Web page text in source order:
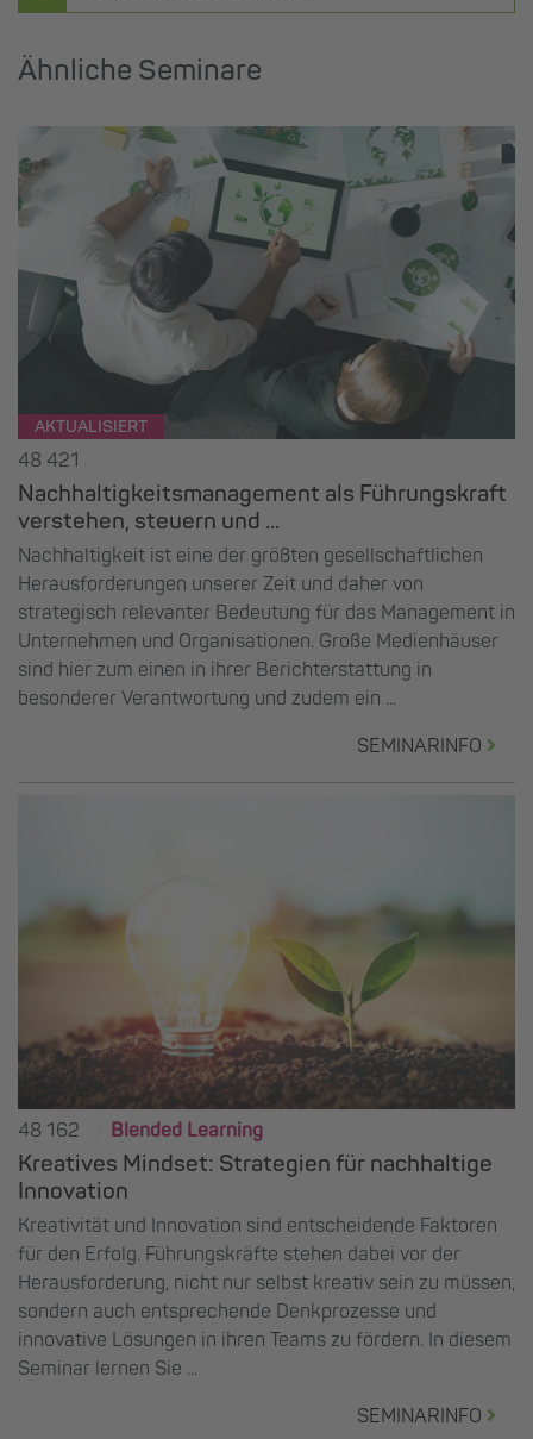
Ähnliche Seminare
AKTUALISIERT
48 421
Nachhaltigkeitsmanagement als Führungskraft
verstehen, steuern und ...
Nachhaltigkeit ist eine der größten gesellschaftlichen
Herausforderungen unserer Zeit und daher von
strategisch relevanter Bedeutung für das Management in
Unternehmen und Organisationen. Große Medienhäuser
sind hier zum einen in ihrer Berichterstattung in
besonderer Verantwortung und zudem ein ...
SEMINARINFO
48 162 Blended Learning
Kreatives Mindset: Strategien für nachhaltige
Innovation
Kreativität und Innovation sind entscheidende Faktoren
für den Erfolg. Führungskräfte stehen dabei vor der
Herausforderung, nicht nur selbst kreativ sein zu müssen,
sondern auch entsprechende Denkprozesse und
innovative Lösungen in ihren Teams zu fördern. In diesem
Seminar lernen Sie ...
SEMINARINFO